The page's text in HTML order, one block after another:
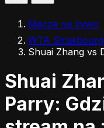
Mecze na żywo
WTA
Shuai Zhang vs
Shuai
Parry: